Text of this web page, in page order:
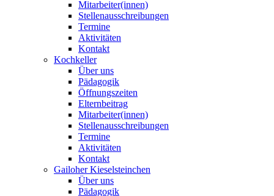
Mitarbeiter(innen)
Stellenausschreibungen
Termine
Aktivitäten
Kontakt
Kochkeller
Über uns
Pädagogik
Öffnungszeiten
Elternbeitrag
Mitarbeiter(innen)
Stellenausschreibungen
Termine
Aktivitäten
Kontakt
Gailoher Kieselsteinchen
Über uns
Pädagogik